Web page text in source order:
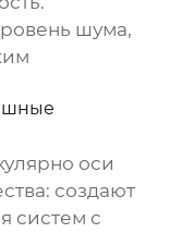
шума,
оси
создают
систем с